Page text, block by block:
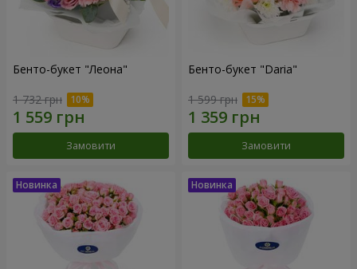
Бенто-букет "Леона"
1 732 грн
Замовити
Бенто-букет "Daria"
1 599 грн
Замовити